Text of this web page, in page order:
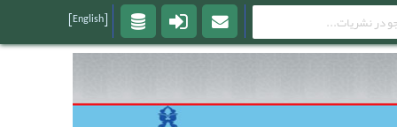
[English]